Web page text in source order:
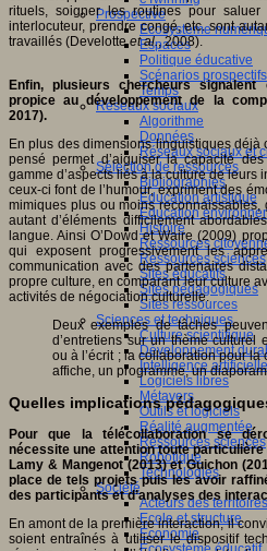
Prospective
Ecosystème
Espaces
Politique éducative
Scénarios prospectifs
Temps
Réseaux sociaux
Algorithme
Données
Réseaux sociaux et
Sélection de ressources
Bibliographies
Education artistique
Education
Histoire
Ressources
Ressources sciences
Sites éducatifs
Sites pédagogiques
Sites ressources
Sciences et techniques
Culture scientifique
Développement
Intelligence artificielle
Logiciels libres
Métavers
Outils et logiciels
Réalité augmentée
Ressources sciences
Robotique
Technologies
Société
Acteurs des territoires
Ecole et structure
Economie
rituels, soigner les routines pour
interlocuteur, prendre congé, etc. sont
travaillés (Develotteet al., 2008).
Enfin, plusieurs chercheurs
propice au développement de la
2017).
En plus des dimensions linguistiques
pensé permet d’aiguiser la capacité
gamme d’aspects liés à la culture de leurs
ceux-ci font de l’humour, expriment des
mimiques plus ou moins
autant d’éléments difficilement
langue. Ainsi O’Dowd et Waire (2009)
qui exposent progressivement les
communication avec des partenaires
propre culture, en comparant leur culture
activités de négociation culturelle.
Deux exemples de tâches
d’entretiens sur un thème culturel
ou à l’écrit ; la collaboration pour la
affiche, un programme, un
Quelles implications
Pour que la télécollaboration se
nécessite une attention toute particulière
Lamy & Mangenot (2013) et Guichon
place de tels projets puis les avoir
des participants et d’analyses des
En amont de la première interaction, il
soient entraînés à utiliser le dispositif